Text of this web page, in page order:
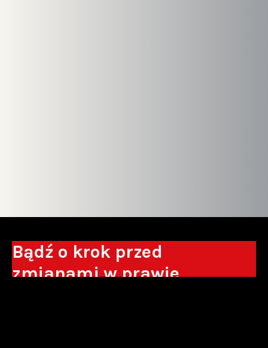
Bądź o krok przed
zmianami w prawie